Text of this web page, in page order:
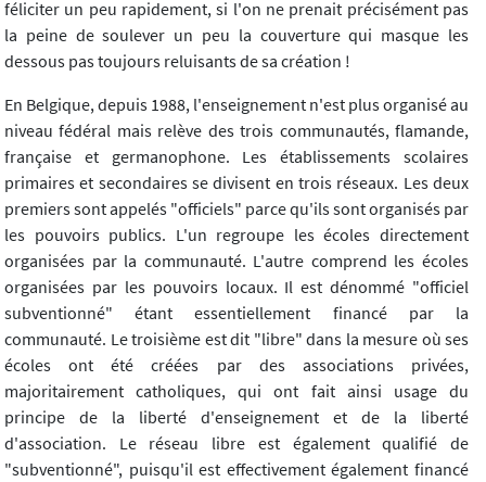
féliciter un peu rapidement, si l'on ne prenait précisément pas
la peine de soulever un peu la couverture qui masque les
dessous pas toujours reluisants de sa création !
En Belgique, depuis 1988, l'enseignement n'est plus organisé au
niveau fédéral mais relève des trois communautés, flamande,
française et germanophone. Les établissements scolaires
primaires et secondaires se divisent en trois réseaux. Les deux
premiers sont appelés "officiels" parce qu'ils sont organisés par
les pouvoirs publics. L'un regroupe les écoles directement
organisées par la communauté. L'autre comprend les écoles
organisées par les pouvoirs locaux. Il est dénommé "officiel
subventionné" étant essentiellement financé par la
communauté. Le troisième est dit "libre" dans la mesure où ses
écoles ont été créées par des associations privées,
majoritairement catholiques, qui ont fait ainsi usage du
principe de la liberté d'enseignement et de la liberté
d'association. Le réseau libre est également qualifié de
"subventionné", puisqu'il est effectivement également financé